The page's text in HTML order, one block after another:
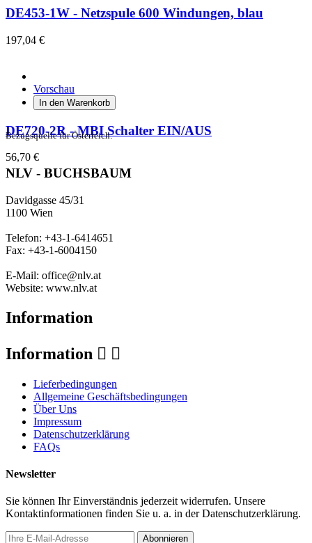
DE453-1W - Netzspule 600 Windungen, blau
197,04 €
Vorschau
In den Warenkorb
DE720-2R - MBI Schalter EIN/AUS
56,70 €
Bezugsquelle für Österreich:
NLV - BUCHSBAUM
Davidgasse 45/31
1100 Wien
Telefon: +43-1-6414651
Fax: +43-1-6004150
E-Mail: office@nlv.at
Website: www.nlv.at
Information
Information  
Lieferbedingungen
Allgemeine Geschäftsbedingungen
Über Uns
Impressum
Datenschutzerklärung
FAQs
Newsletter
Sie können Ihr Einverständnis jederzeit widerrufen. Unsere
Kontaktinformationen finden Sie u. a. in der Datenschutzerklärung.
Abonnieren